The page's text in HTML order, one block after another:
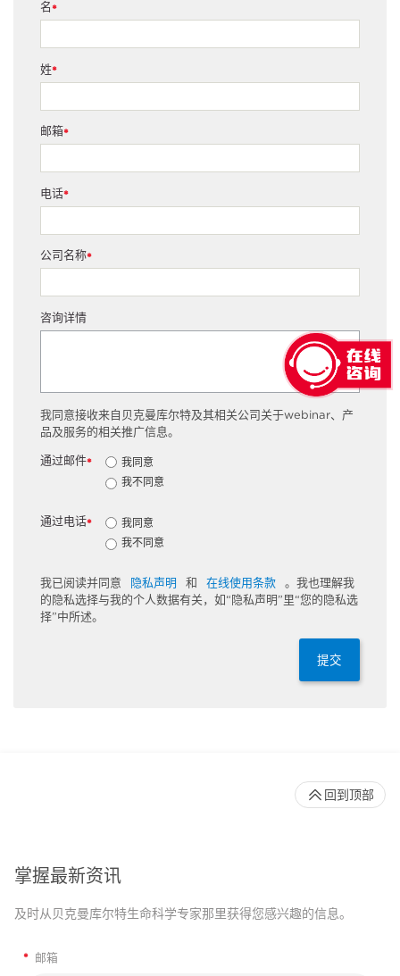
*
名
*
姓
*
邮箱
*
电话
*
公司名称
咨询详情
我同意接收来自贝克曼库尔特及其相关公司关于webinar、产
品及服务的相关推广信息。
*
通过邮件
我同意
我不同意
*
通过电话
我同意
我不同意
我已阅读并同意 隐私声明 和 在线使用条款
。我也理解我
的隐私选择与我的个人数据有关，如“隐私声明”里“您的隐私选
择”中所述。
提交
掌握最新资讯
及时从贝克曼库尔特生命科学专家那里获得您感兴趣的信息。
* 邮箱
回到顶部